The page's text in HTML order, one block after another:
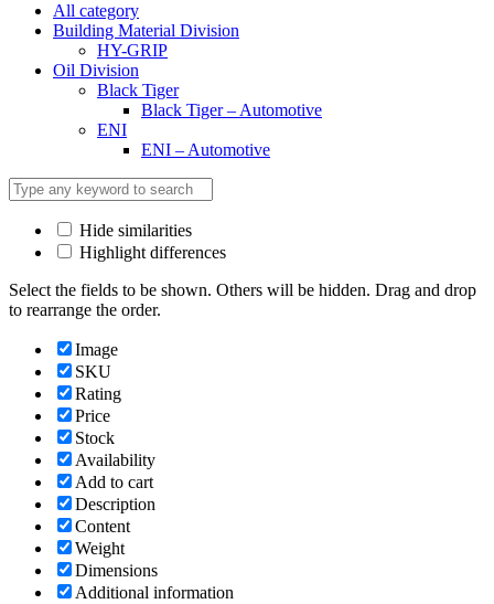
All category
Building Material Division
HY-GRIP
Oil Division
Black Tiger
Black Tiger – Automotive
ENI
ENI – Automotive
Hide similarities
Highlight differences
Select the fields to be shown. Others will be hidden. Drag and drop
to rearrange the order.
Image
SKU
Rating
Price
Stock
Availability
Add to cart
Description
Content
Weight
Dimensions
Additional information